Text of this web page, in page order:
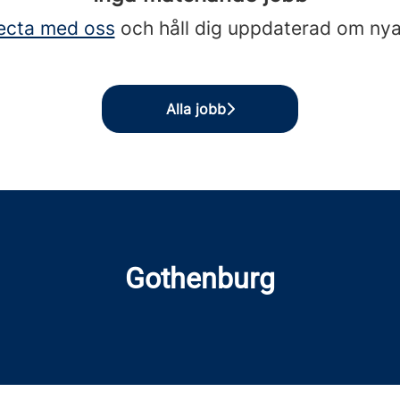
med oss och håll dig uppdaterad om
Alla jobb
Gothenburg